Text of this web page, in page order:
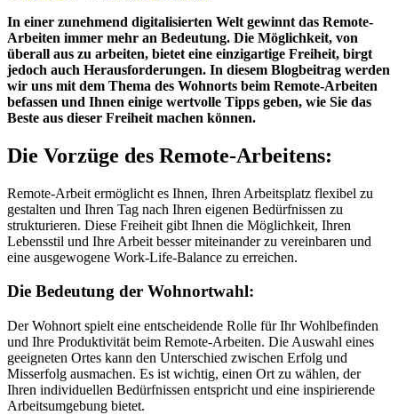
In einer zunehmend digitalisierten Welt gewinnt das Remote-
Arbeiten immer mehr an Bedeutung. Die Möglichkeit, von
überall aus zu arbeiten, bietet eine einzigartige Freiheit, birgt
jedoch auch Herausforderungen. In diesem Blogbeitrag werden
wir uns mit dem Thema des Wohnorts beim Remote-Arbeiten
befassen und Ihnen einige wertvolle Tipps geben, wie Sie das
Beste aus dieser Freiheit machen können.
Die Vorzüge des Remote-Arbeitens:
Remote-Arbeit ermöglicht es Ihnen, Ihren Arbeitsplatz flexibel zu
gestalten und Ihren Tag nach Ihren eigenen Bedürfnissen zu
strukturieren. Diese Freiheit gibt Ihnen die Möglichkeit, Ihren
Lebensstil und Ihre Arbeit besser miteinander zu vereinbaren und
eine ausgewogene Work-Life-Balance zu erreichen.
Die Bedeutung der Wohnortwahl:
Der Wohnort spielt eine entscheidende Rolle für Ihr Wohlbefinden
und Ihre Produktivität beim Remote-Arbeiten. Die Auswahl eines
geeigneten Ortes kann den Unterschied zwischen Erfolg und
Misserfolg ausmachen. Es ist wichtig, einen Ort zu wählen, der
Ihren individuellen Bedürfnissen entspricht und eine inspirierende
Arbeitsumgebung bietet.